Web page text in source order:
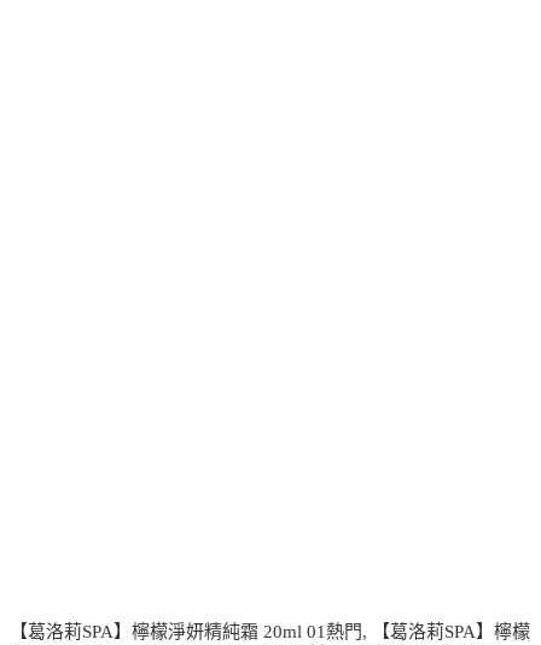
【葛洛莉SPA】檸檬淨妍精純霜 20ml 01熱門, 【葛洛莉SPA】檸檬